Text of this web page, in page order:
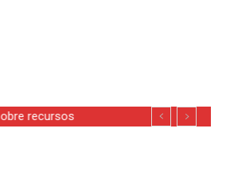
recursos